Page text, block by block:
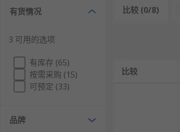
设备的热量产生情况和环境温度。
在数据中心、网络机房以及工业环境中，
故障和维护时间。
通过欧时购买机柜通风设备
RS 欧时提供多种机柜通风解决方案，包括
议直接联系我们的客户服务团队。
有货情况
3 可用的选项
有库存 (65)
按需采购 (15)
可预定 (33)
品牌
比较 (0/8)
比较